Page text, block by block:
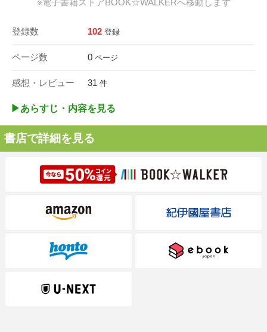
※電子書籍ストアBOOK☆WALKERへ移動します
登録数 102 登録
ページ数 0 ページ
感想・レビュー 31 件
▶︎あらすじ・内容を見る
書店で詳細を見る